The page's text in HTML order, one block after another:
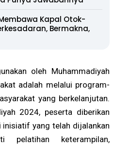
Kapal Otok-
Bermakna,
oleh Muhammadiyah
adalah melalui program-
yang berkelanjutan.
2024, peserta diberikan
yang telah dijalankan
pelatihan keterampilan,